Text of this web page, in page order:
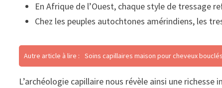
En Afrique de l’Ouest, chaque style de tressage
Chez les peuples autochtones amérindiens, les
Autre article à lire : Soins capillaires maison pour cheveux
L’archéologie capillaire nous révèle ainsi une